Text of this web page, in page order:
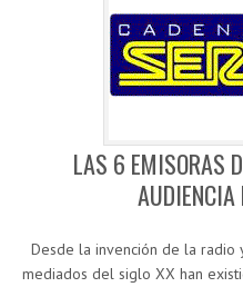
LAS 6 EMISORAS
AUDIENCIA
Desde la invención de la radio
mediados del siglo XX han